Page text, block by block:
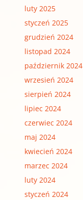
luty 2025
styczeń 2025
grudzień 2024
listopad 2024
październik 2024
wrzesień 2024
sierpień 2024
lipiec 2024
czerwiec 2024
maj 2024
kwiecień 2024
marzec 2024
luty 2024
styczeń 2024